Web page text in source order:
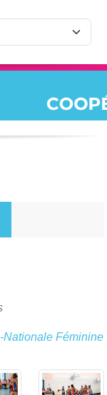
Nationale Féminine